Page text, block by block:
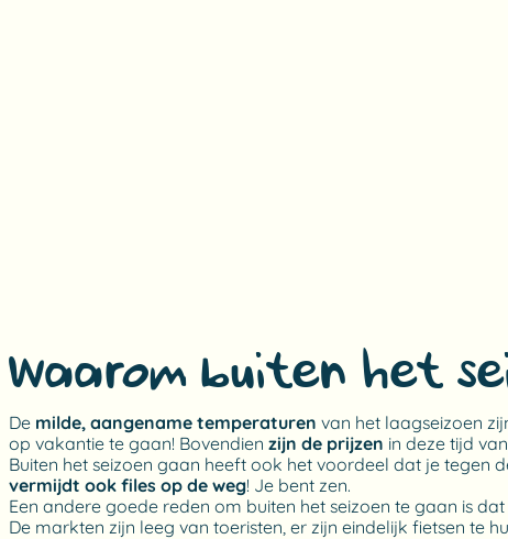
Waarom buiten het
De milde, aangename temperaturen van het laagseizoen
op vakantie te gaan! Bovendien zijn de prijzen in deze tijd
Buiten het seizoen gaan heeft ook het voordeel dat je tegen
vermijdt ook files op de weg! Je bent zen.
Een andere goede reden om buiten het seizoen te gaan is
De markten zijn leeg van toeristen, er zijn eindelijk fietsen te